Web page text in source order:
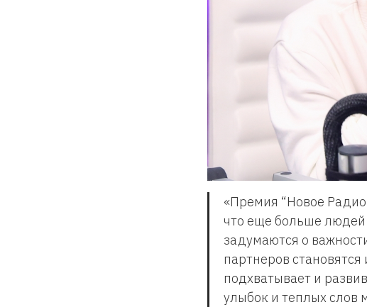
«Премия “Новое Радио
что еще больше людей
задумаются о
партнеров
подхватывает и
улыбок и теплых слов